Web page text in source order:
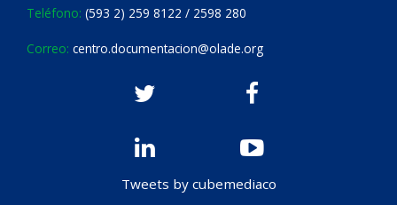
Teléfono: (593 2) 259 8122 / 2598 280
Correo: centro.documentacion@olade.org
Tweets by cubemediaco